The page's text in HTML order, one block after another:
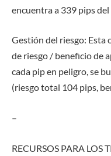
encuentra a 339 pips
Gestión del riesgo: Esta
de riesgo / beneficio de
cada pip en peligro, se
(riesgo total 104 pips,
–
RECURSOS PARA LOS